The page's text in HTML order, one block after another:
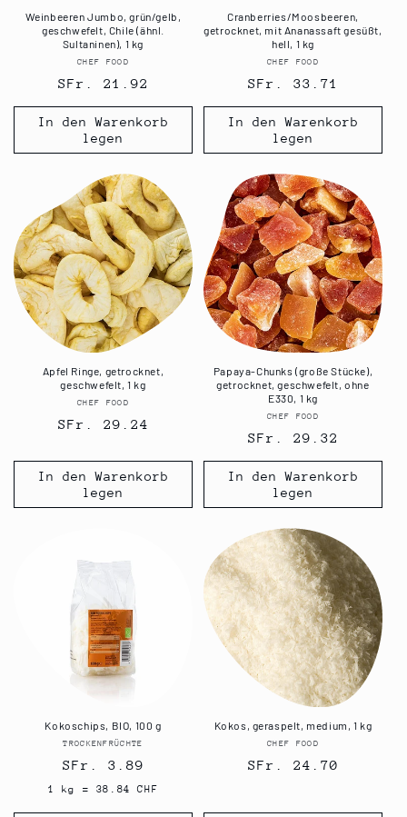
Weinbeeren Jumbo, grün/gelb,
geschwefelt, Chile (ähnl.
Sultaninen), 1 kg
Anbieter:
CHEF FOOD
Normaler
Preis
SFr. 21.92
In den Warenkorb
legen
Cranberries/Moosbeeren,
getrocknet, mit Ananassaft gesüßt,
hell, 1 kg
Anbieter:
CHEF FOOD
Normaler
Preis
SFr. 33.71
In den Warenkorb
legen
Apfel Ringe, getrocknet,
geschwefelt, 1 kg
Anbieter:
CHEF FOOD
Normaler
SFr. 29.24
In den Warenkorb
legen
Papaya-Chunks (große Stücke),
getrocknet, geschwefelt, ohne
E330, 1 kg
Anbieter:
CHEF FOOD
Normaler
Preis
SFr. 29.32
In den Warenkorb
legen
Kokoschips, BIO, 100 g
Anbieter:
TROCKENFRÜCHTE
Normaler
Preis
SFr. 3.89
1 kg = 38.84 CHF
Kokos, geraspelt, medium, 1 kg
Anbieter:
CHEF FOOD
Normaler
SFr. 24.70